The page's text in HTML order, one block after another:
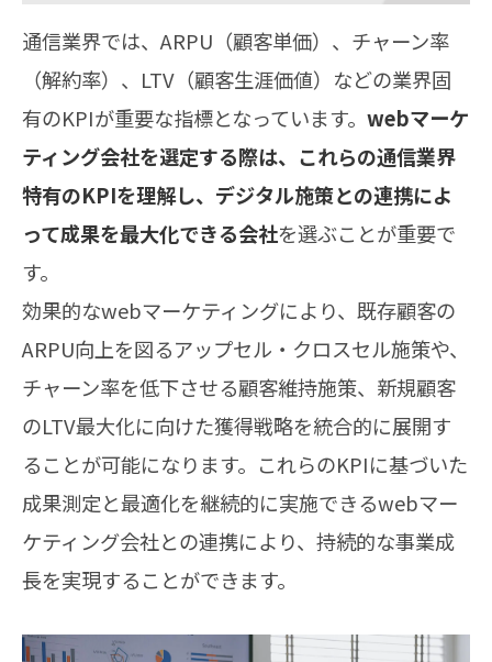
通信業界では、ARPU（顧客単価）、チャーン率
（解約率）、LTV（顧客生涯価値）などの業界固
有のKPIが重要な指標となっています。 webマーケ
ティング会社を選定する際は、これらの通信業界
特有のKPIを理解し、デジタル施策との連携によ
って成果を最大化できる会社を選ぶことが重要で
す。
効果的なwebマーケティングにより、既存顧客の
ARPU向上を図るアップセル・クロスセル施策や、
チャーン率を低下させる顧客維持施策、新規顧客
のLTV最大化に向けた獲得戦略を統合的に展開す
ることが可能になります。これらのKPIに基づいた
成果測定と最適化を継続的に実施できるwebマー
ケティング会社との連携により、持続的な事業成
長を実現することができます。